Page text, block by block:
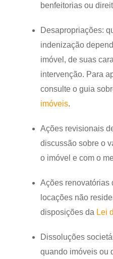
benfeitorias ou
Desapropriações:
indenização
imóvel, de suas
intervenção. Para
consulte o guia
imóveis.
Ações revisionais
discussão sobre o
o imóvel e com o
Ações renovatórias
locações não
disposições da Lei
Dissoluções
quando imóveis ou